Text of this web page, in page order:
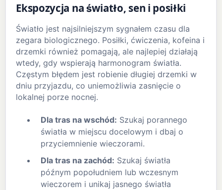
Ekspozycja na światło, sen i posiłki
Światło jest najsilniejszym sygnałem czasu dla
zegara biologicznego. Posiłki, ćwiczenia, kofeina i
drzemki również pomagają, ale najlepiej działają
wtedy, gdy wspierają harmonogram światła.
Częstym błędem jest robienie długiej drzemki w
dniu przyjazdu, co uniemożliwia zasnięcie o
lokalnej porze nocnej.
Dla tras na wschód: Szukaj porannego
światła w miejscu docelowym i dbaj o
przyciemnienie wieczorami.
Dla tras na zachód: Szukaj światła
późnym popołudniem lub wczesnym
wieczorem i unikaj jasnego światła